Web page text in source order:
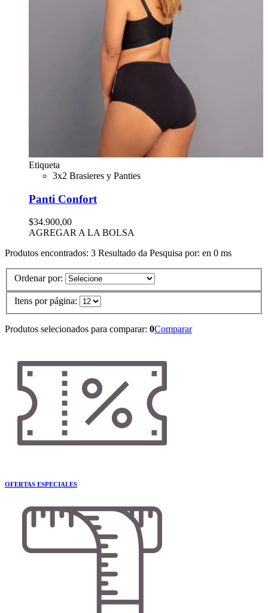
Etiqueta
3x2 Brasieres y Panties
Panti Confort
$34.900,00
AGREGAR A LA BOLSA
Produtos encontrados: 3 Resultado da Pesquisa por: en 0 ms
Ordenar por:
Itens por página:
Produtos selecionados para comparar: 0Comparar
OFERTAS ESPECIALES